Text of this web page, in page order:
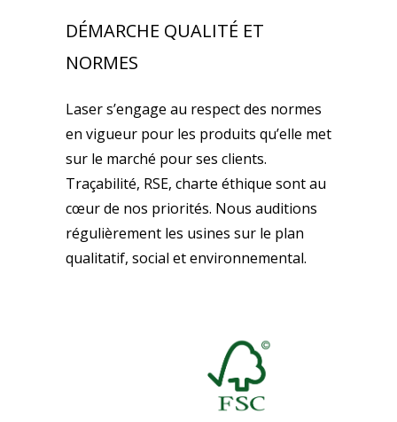
DÉMARCHE QUALITÉ ET
NORMES
Laser s’engage au respect des normes
en vigueur pour les produits qu’elle met
sur le marché pour ses clients.
Traçabilité, RSE, charte éthique sont au
cœur de nos priorités. Nous auditions
régulièrement les usines sur le plan
qualitatif, social et environnemental.